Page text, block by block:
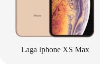
Laga Iphone XS Max